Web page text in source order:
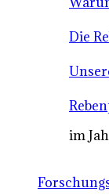
Die
im